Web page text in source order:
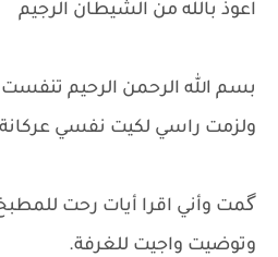
اعوذ بالله من الشيطان الرجيم
بسم الله الرحمن الرحيم
ولزمت راسي لكيت نفسي عركانة
گمت وأني اقرا أيات رحت
وتوضيت واجيت للغرفة.